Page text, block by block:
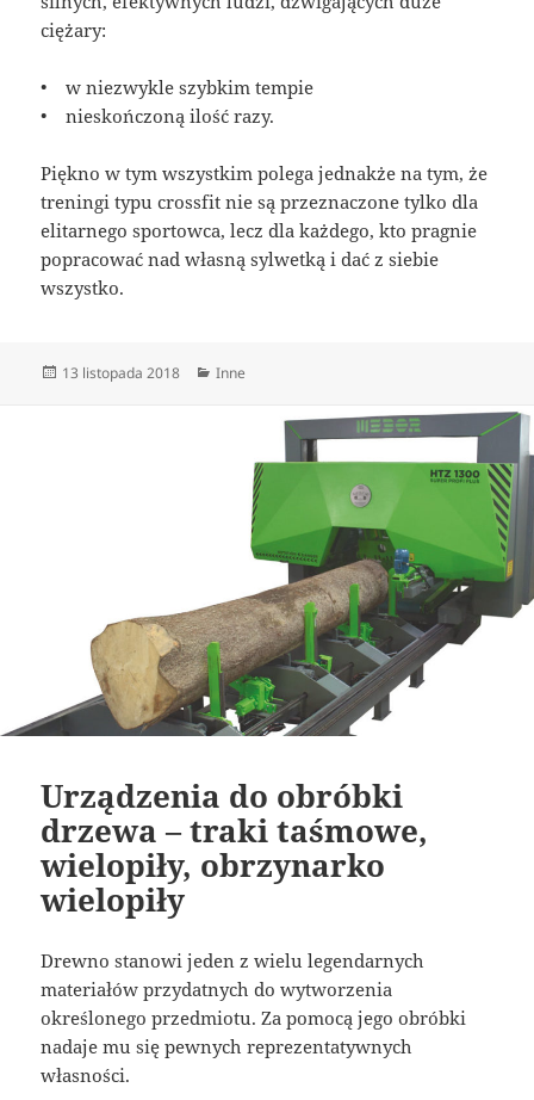
ciężary:
• w niezwykle szybkim tempie
• nieskończoną ilość razy.
Piękno w tym wszystkim polega jednakże na tym, że
treningi typu crossfit nie są przeznaczone tylko dla
elitarnego sportowca, lecz dla każdego, kto pragnie
popracować nad własną sylwetką i dać z siebie
wszystko.
Data
13 listopada 2018 Kategorie
Inne
Urządzenia do obróbki
drzewa – traki taśmowe,
wielopiły, obrzynarko
wielopiły
Drewno stanowi jeden z wielu legendarnych
materiałów przydatnych do wytworzenia
określonego przedmiotu. Za pomocą jego obróbki
nadaje mu się pewnych reprezentatywnych
własności.